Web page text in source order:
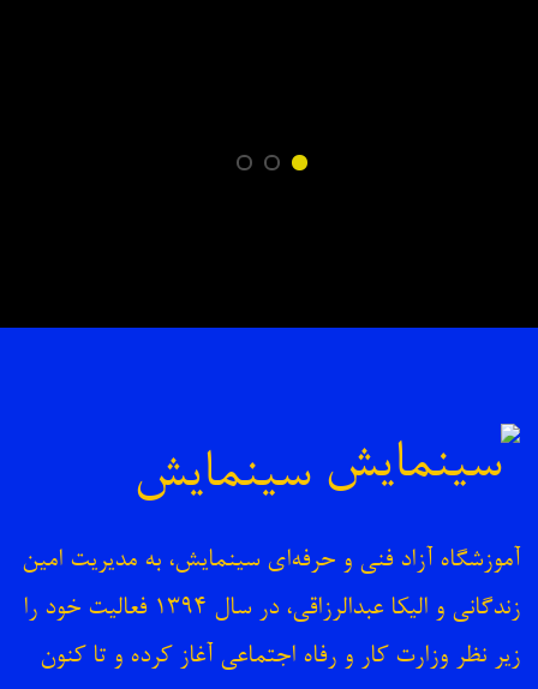
سینمایش
آموزشگاه آزاد فنی و حرفه‌ای سینمایش، به مدیریت امین
زندگانی و الیکا عبدالرزاقی، در سال ۱۳۹۴ فعالیت خود را
زیر نظر وزارت کار و رفاه اجتماعی آغاز کرده و تا کنون